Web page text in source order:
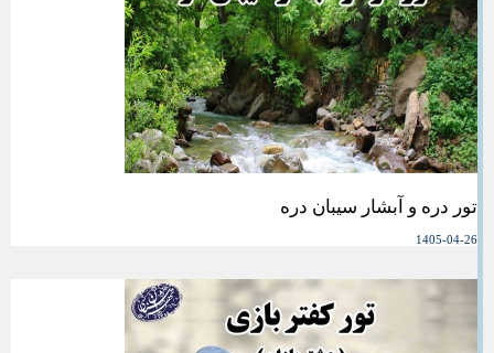
تور دره و آبشار سیبان دره
1405-04-26